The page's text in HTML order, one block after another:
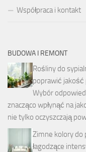
Współpraca i kontakt
BUDOWA I REMONT
Rośliny do
poprawić jakość
Wybór
znacząco wpłynąć na
nie tylko oczyszczają
Zimne kolory do
łagodzące